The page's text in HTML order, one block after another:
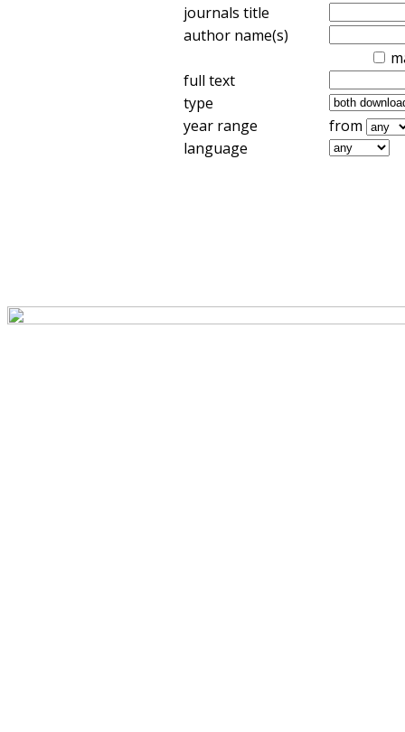
journals title
author name(s)
full text
type
year range
from
language